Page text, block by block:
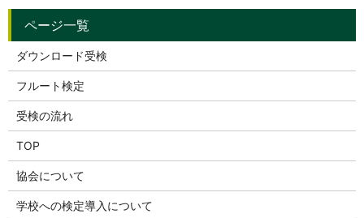
ダウンロード受検
フルート検定
受検の流れ
TOP
協会について
学校への検定導入について